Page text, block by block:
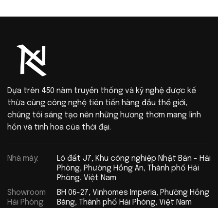
Dựa trên 450 năm truyền thống và kỹ nghệ được kế
thừa cùng công nghệ tiên tiến hàng đầu thế giới,
chúng tôi sáng tạo nên những hương thơm mang linh
hồn và tinh hoa của thời đại.
Nhà máy:
Lô đất J7, Khu công nghiệp Nhật Bản - Hải
Phòng, Phường Hồng An, Thành phố Hải
Phòng, Việt Nam
Showroom
Hải Phòng:
BH 06-27, Vinhomes Imperia, Phường Hồng
Bàng, Thành phố Hải Phòng, Việt Nam